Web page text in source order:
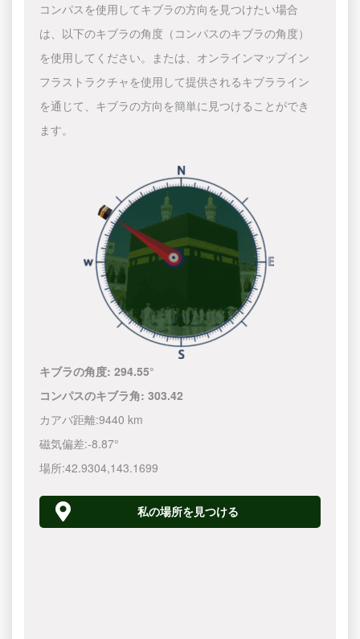
コンパスを使用してキブラの方向を見つけたい場合
は、以下のキブラの角度（コンパスのキブラの角度）
を使用してください。または、オンラインマップイン
フラストラクチャを使用して提供されるキブラライン
を通じて、キブラの方向を簡単に見つけることができ
ます。
キブラの角度:294.55°
コンパスのキブラ角:303.42
カアバ距離:9440 km
磁気偏差:-8.87°
場所:42.9304,143.1700
私の場所を見つける